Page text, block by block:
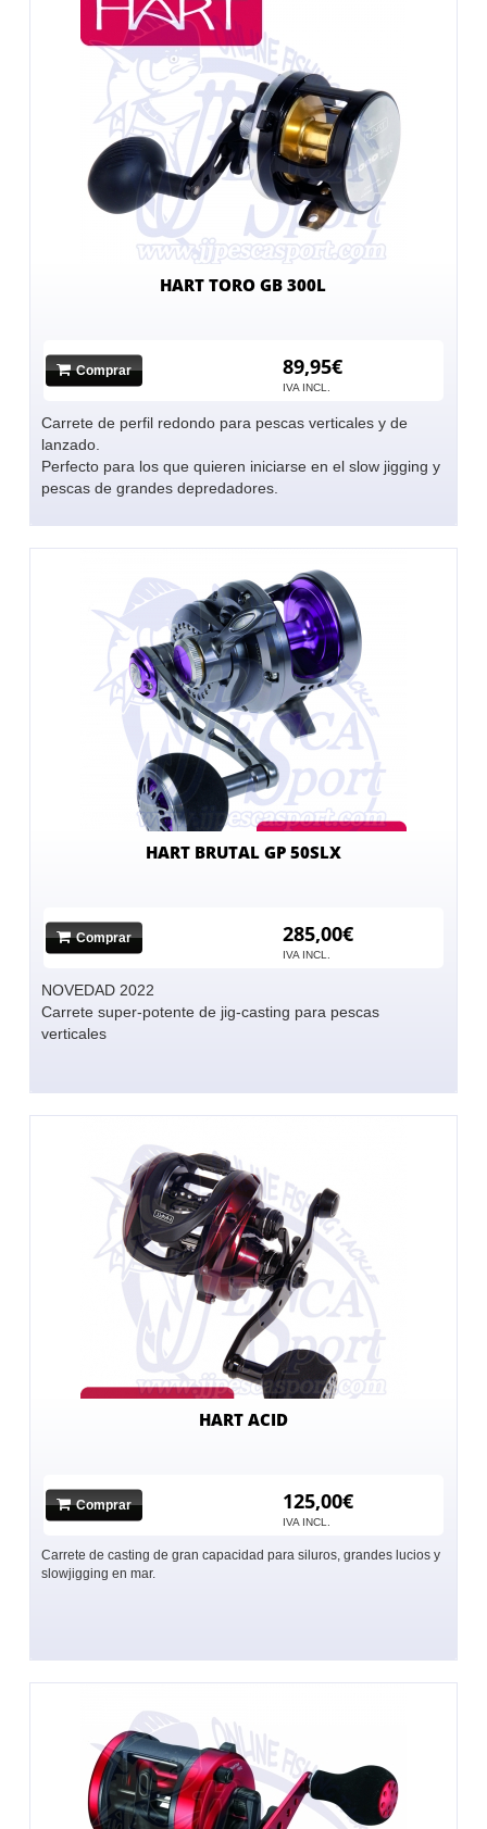
HART TORO GB 300L
Comprar 89,95€
IVA INCL.
Carrete de perfil redondo para pescas verticales y de
lanzado.
Perfecto para los que quieren iniciarse en el slow jigging y
pescas de grandes depredadores.
HART BRUTAL GP 50SLX
Comprar 285,00€
IVA INCL.
NOVEDAD 2022
Carrete super-potente de jig-casting para pescas
verticales
HART ACID
Comprar 125,00€
IVA INCL.
Carrete de casting de gran capacidad para siluros, grandes lucios y
slowjigging en mar.